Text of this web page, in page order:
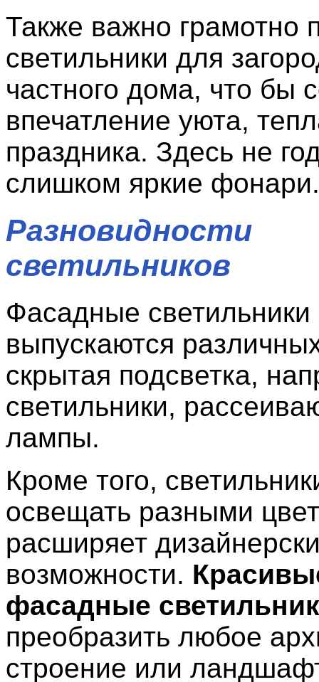
Также важно грамотно
светильники для
частного дома, что бы
впечатление уюта,
праздника. Здесь не
слишком яркие фонари.
Разновидности
светильников
Фасадные светильники
выпускаются
скрытая подсветка,
светильники,
лампы.
Кроме того,
освещать разными
расширяет
возможности.
фасадные
преобразить любое
строение или